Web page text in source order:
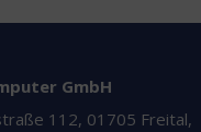
GmbH
112, 01705 Freital,